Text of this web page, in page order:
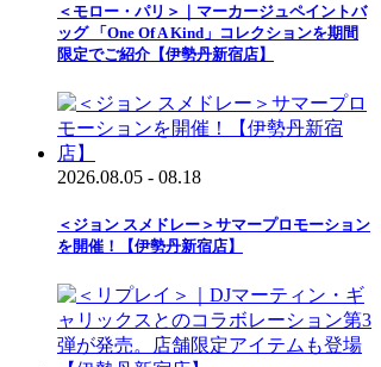
＜モロー・パリ＞｜マーカージュペイントバ
ッグ 「One Of A Kind」コレクションを期間
限定でご紹介【伊勢丹新宿店】
2026.08.05 - 08.18
＜ジョン スメドレー＞サマープロモーション
を開催！【伊勢丹新宿店】